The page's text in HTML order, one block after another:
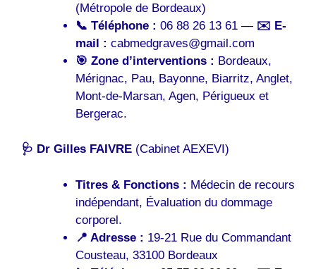
(Métropole de Bordeaux)
📞 Téléphone : 06 88 26 13 61 — ✉️ E-
mail : cabmedgraves@gmail.com
🎯 Zone d’interventions : Bordeaux,
Mérignac, Pau, Bayonne, Biarritz, Anglet,
Mont-de-Marsan, Agen, Périgueux et
Bergerac.
🩺 Dr Gilles FAIVRE (Cabinet AEXEVI)
Titres & Fonctions : Médecin de recours
indépendant, Évaluation du dommage
corporel.
📍 Adresse : 19-21 Rue du Commandant
Cousteau, 33100 Bordeaux